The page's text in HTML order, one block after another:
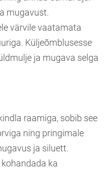
mugavust.
värvile vaatamata
Küljeõmblusesse
ja mugava selga
raamiga, sobib see
ning pringimale
ja siluett.
ka